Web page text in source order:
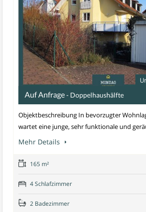
Auf Anfrage- Doppelhaushälfte
Objektbeschreibung In bevorzugter
wartet eine junge, sehr funktionale und
Mehr Details
165 m²
4 Schlafzimmer
2 Badezimmer